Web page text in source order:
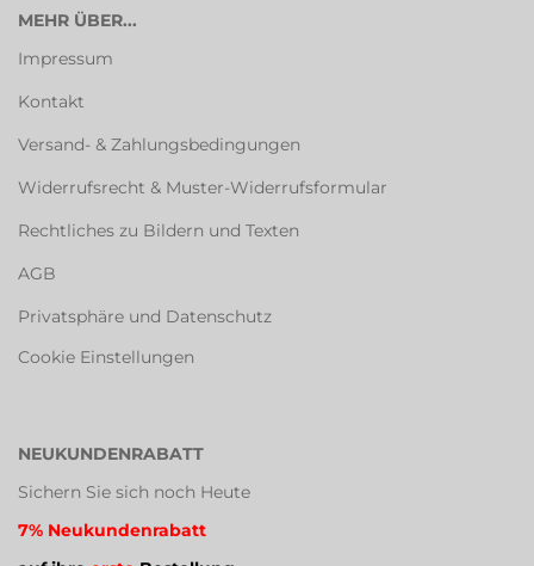
MEHR ÜBER...
Impressum
Kontakt
Versand- & Zahlungsbedingungen
Widerrufsrecht & Muster-Widerrufsformular
Rechtliches zu Bildern und Texten
AGB
Privatsphäre und Datenschutz
Cookie Einstellungen
NEUKUNDENRABATT
Sichern Sie sich noch Heute
7% Neukundenrabatt